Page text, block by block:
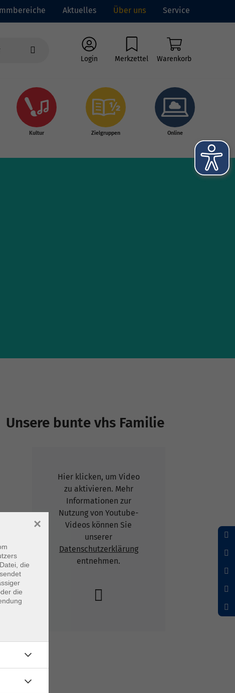
Aktuelles Über uns Service
Login Merkzettel Warenkorb
Kultur Zielgruppen Online
Unsere bunte vhs Familie
Hier klicken, um Video
zu aktivieren. Mehr
Informationen zur
Nutzung von Youtube-
Videos können Sie
unserer
Datenschutzerklärung
entnehmen.
die
die
×